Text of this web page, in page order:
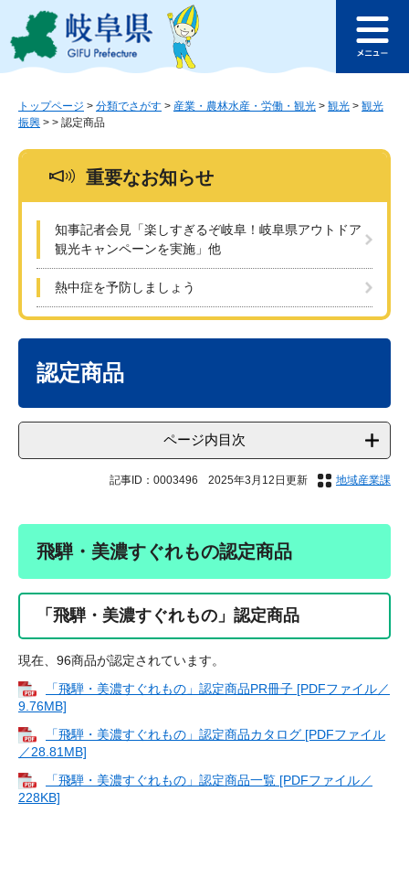
ジ
ュ
このページの本文へ
ュ
トップページ > 分類でさがす > 産業・農林水産・労働・観光 > 観光 > 観光
振興 > > 認定商品
重要なお知らせ
知事記者会見「楽しすぎるぞ岐阜！岐阜県アウトドア
観光キャンペーンを実施」他
熱中症を予防しましょう
認定商品
ページ内目次
記事ID：0003496 2025年3月12日更新 地域産業課
飛騨・美濃すぐれもの認定商品
「飛騨・美濃すぐれもの」認定商品
現在、96商品が認定されています。
「飛騨・美濃すぐれもの」認定商品PR冊子 [PDFファイル／
9.76MB]
「飛騨・美濃すぐれもの」認定商品カタログ [PDFファイル
／28.81MB]
「飛騨・美濃すぐれもの」認定商品一覧 [PDFファイル／
228KB]